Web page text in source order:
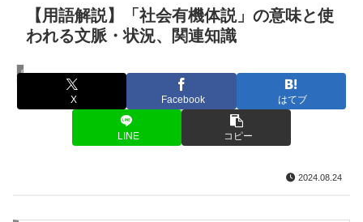
【用語解説】「社会有機体説」の意味と使
われる文脈・状況、関連知識
用語解説
X Facebook はてブ
LINE コピー
2024.08.24